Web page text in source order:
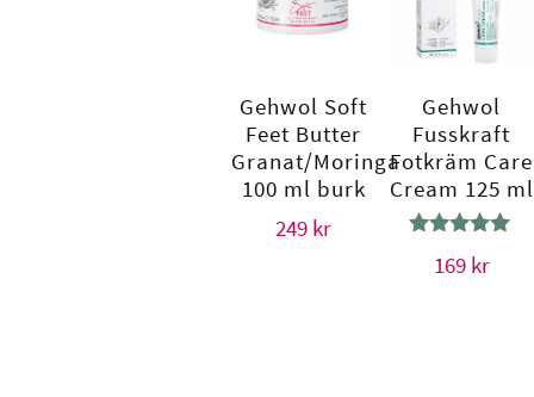
Gehwol Soft
Feet Butter
Granat/Moringa
100 ml burk
249 kr
Gehwol
Fusskraft
Fotkräm Care
Cream 125 ml
5.00
169 kr